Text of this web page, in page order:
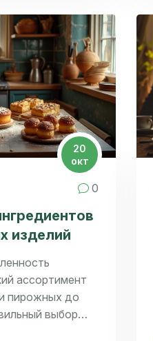
20
окт
0
изделий
ассортимент
пирожных до
выбор
ключевым для